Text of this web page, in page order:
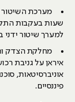
שעות בעקבות
למערך שיטור ידני
מחלקת הצדק
אוניברסיטאות,
פיננסיים.